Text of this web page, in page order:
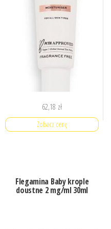
62,18 zł
Zobacz cenę
Flegamina Baby krople
doustne 2 mg/ml 30ml